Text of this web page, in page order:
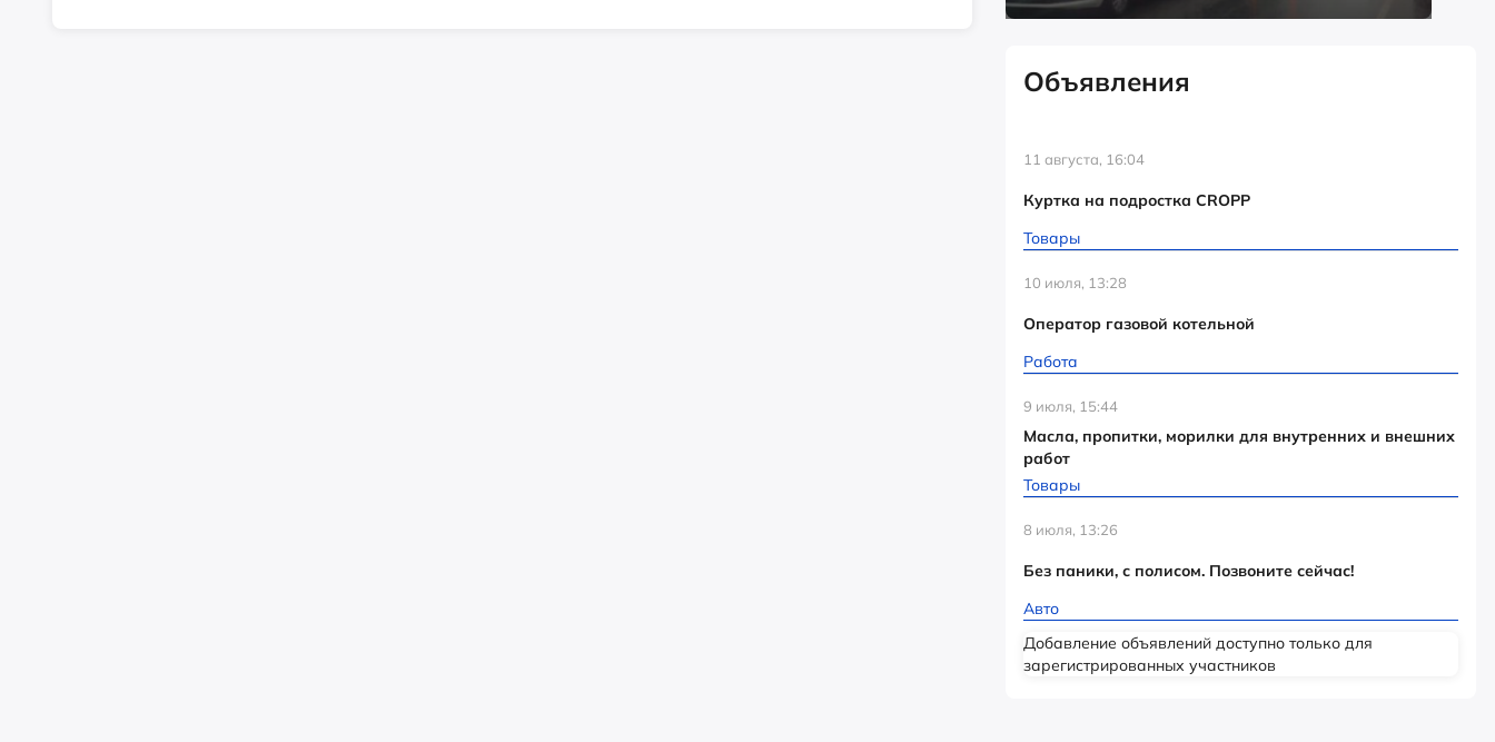
Объявления
11 августа, 16:04
Куртка на подростка CROPP
Товары
10 июля, 13:28
Оператор газовой котельной
Работа
9 июля, 15:44
Масла, пропитки, морилки для внутренних и внешних
работ
Товары
8 июля, 13:26
Без паники, с полисом. Позвоните сейчас!
Авто
Добавление объявлений доступно только для
зарегистрированных участников